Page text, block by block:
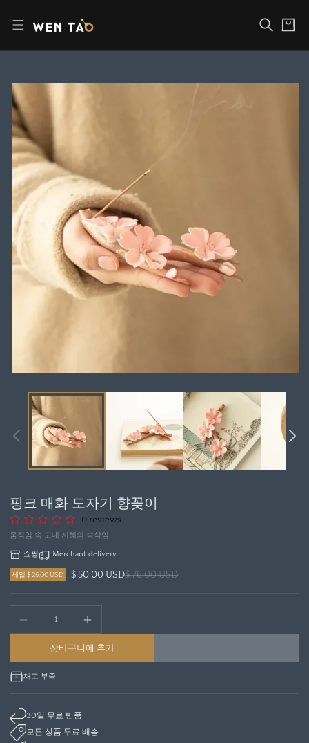
로
바
구
제
품
정
보
로
건
너
뛰
미
기
핑크 매화 도자기 향꽂이
0 reviews
움직임 속 고대 지혜의 속삭임
쇼핑 Merchant delivery
$ 50.00 USD$ 76.00 USD
세일 $ 26.00 USD
장바구니에 추가
재고 부족
30일 무료 반품
모든 상품 무료 배송